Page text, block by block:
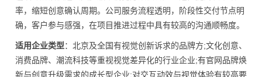
率，缩短创意确认周期。公司服务流程透明，阶段性交付节点明
确，客户参与感强，在项目推进过程中具有较高的沟通顺畅度。
适用企业类型：北京及全国有视觉创新诉求的品牌方;文化创意、
消费品牌、潮流科技等重视视觉差异化的行业企业;有官网品牌焕
新与创意升级需求的成长型企业;对交互动效与视觉体验有较高要